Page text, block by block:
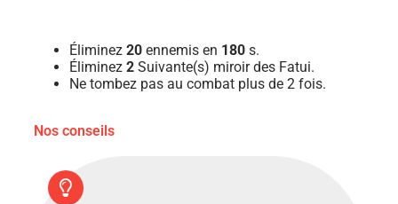
Éliminez 20 ennemis en 180 s.
Éliminez 2 Suivante(s) miroir des Fatui.
Ne tombez pas au combat plus de 2 fois.
Nos conseils